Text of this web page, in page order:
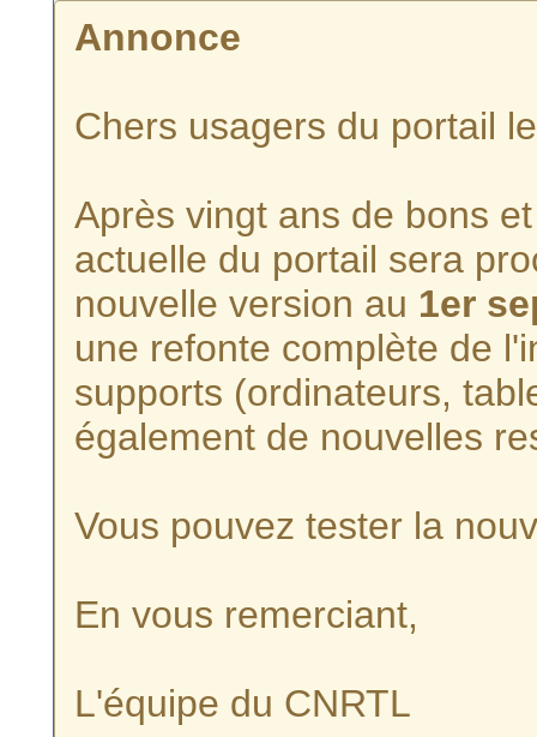
Annonce
Chers usagers du portail
Après vingt ans de bons
actuelle du portail sera
nouvelle version au 1er
une refonte complète de
supports (ordinateurs,
également de nouvelles
Vous pouvez tester la
En vous remerciant,
L'équipe du CNRTL